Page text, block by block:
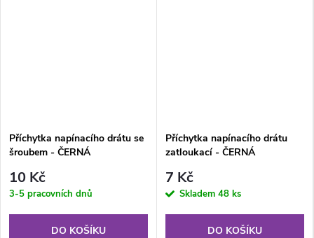
Příchytka napínacího drátu se
šroubem - ČERNÁ
10 Kč
3-5 pracovních dnů
DO KOŠÍKU
Příchytka napínacího drátu
zatloukací - ČERNÁ
7 Kč
Skladem 48 ks
DO KOŠÍKU